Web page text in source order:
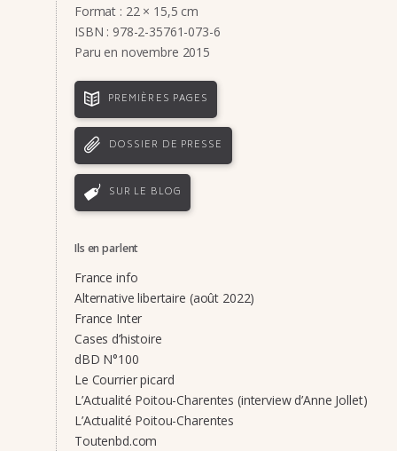
Format : 22 × 15,5 cm
ISBN : 978-2-35761-073-6
Paru en novembre 2015
PREMIÈRES PAGES
DOSSIER DE PRESSE
SUR LE BLOG
Ils en parlent
France info
Alternative libertaire (août 2022)
France Inter
Cases d’histoire
dBD N°100
Le Courrier picard
L’Actualité Poitou-Charentes (interview d’Anne Jollet)
L’Actualité Poitou-Charentes
Toutenbd.com